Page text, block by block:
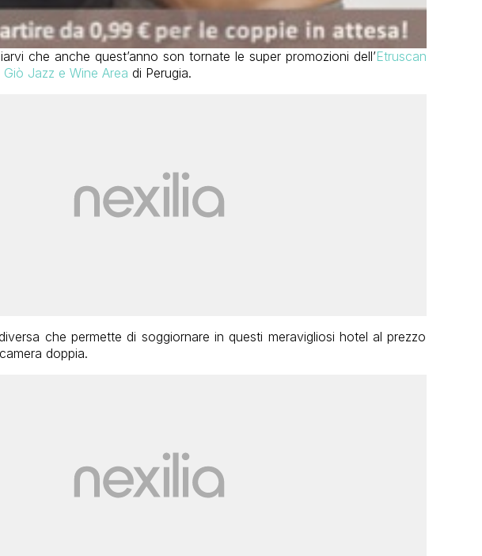
che anche quest’anno son tornate le super promozioni dell’Etruscan
Jazz e Wine Area di Perugia.
che permette di soggiornare in questi meravigliosi hotel al prezzo
doppia.